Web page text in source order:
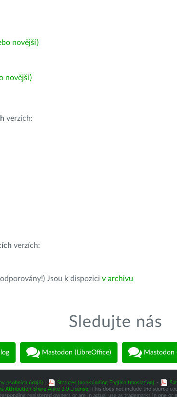
novější)
novější)
verzích:
verzích:
Jsou k dispozici v archivu
Sledujte nás
Mastodon (LibreOffice) Mastodon
osobních údajů)| Statutes (non-binding English translation) -
Attribution-Share Alike 3.0 License. This does not include the source
registered owners or are in actual use as trademarks in one